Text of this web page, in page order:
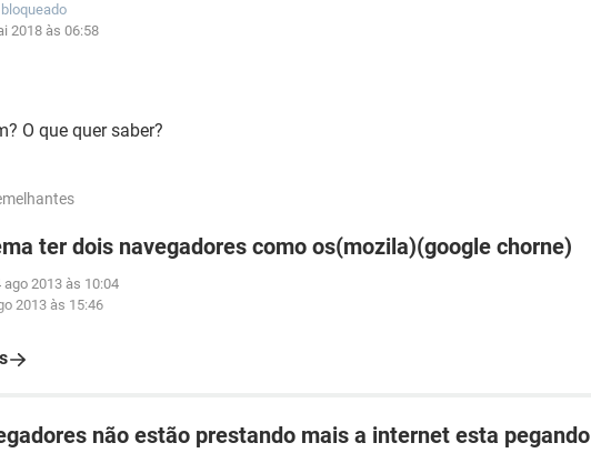
2018 às 06:58
O que quer saber?
ter dois navegadores como os(mozila)(google chorne)
ago 2013 às 10:04
2013 às 15:46
não estão prestando mais a internet esta pegando